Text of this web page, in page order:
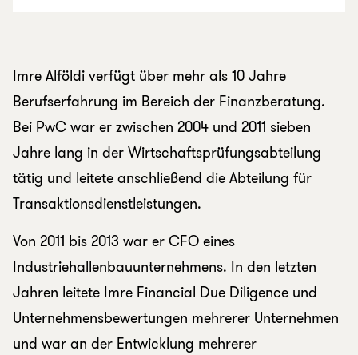
Imre Alföldi verfügt über mehr als 10 Jahre
Berufserfahrung im Bereich der Finanzberatung.
Bei PwC war er zwischen 2004 und 2011 sieben
Jahre lang in der Wirtschaftsprüfungsabteilung
tätig und leitete anschließend die Abteilung für
Transaktionsdienstleistungen.
Von 2011 bis 2013 war er CFO eines
Industriehallenbauunternehmens. In den letzten
Jahren leitete Imre Financial Due Diligence und
Unternehmensbewertungen mehrerer Unternehmen
und war an der Entwicklung mehrerer